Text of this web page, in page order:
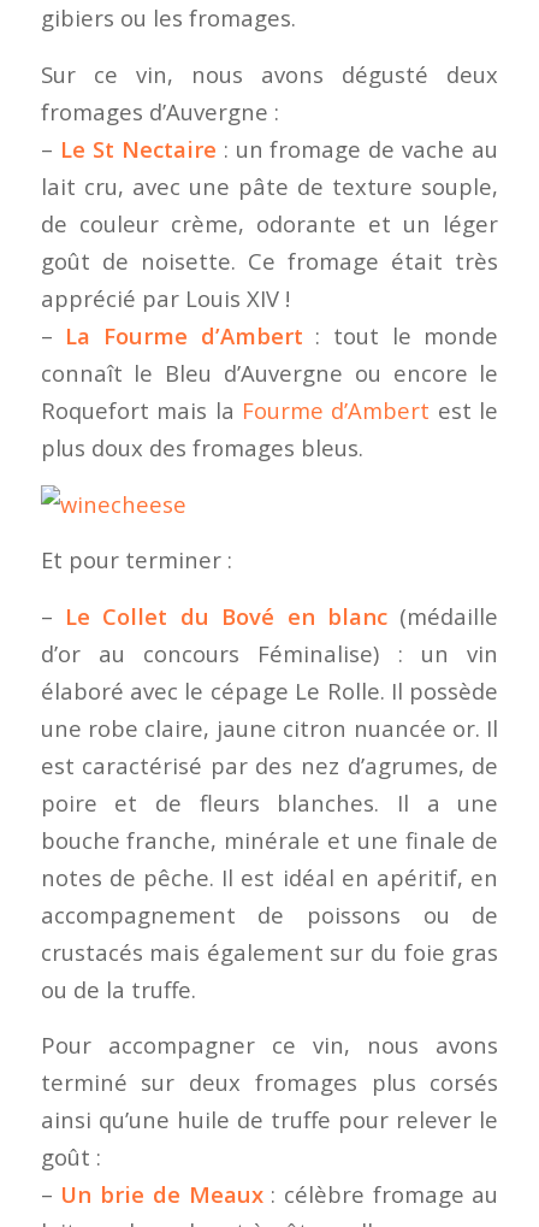
gibiers ou les fromages.
Sur ce vin, nous avons dégusté deux
fromages d’Auvergne :
– Le St Nectaire : un fromage de vache au
lait cru, avec une pâte de texture souple,
de couleur crème, odorante et un léger
goût de noisette. Ce fromage était très
apprécié par Louis XIV !
– La Fourme d’Ambert : tout le monde
connaît le Bleu d’Auvergne ou encore le
Roquefort mais la Fourme d’Ambert est le
plus doux des fromages bleus.
Et pour terminer :
– Le Collet du Bové en blanc (médaille
d’or au concours Féminalise) : un vin
élaboré avec le cépage Le Rolle. Il possède
une robe claire, jaune citron nuancée or. Il
est caractérisé par des nez d’agrumes, de
poire et de fleurs blanches. Il a une
bouche franche, minérale et une finale de
notes de pêche. Il est idéal en apéritif, en
accompagnement de poissons ou de
crustacés mais également sur du foie gras
ou de la truffe.
Pour accompagner ce vin, nous avons
terminé sur deux fromages plus corsés
ainsi qu’une huile de truffe pour relever le
goût :
– Un brie de Meaux : célèbre fromage au